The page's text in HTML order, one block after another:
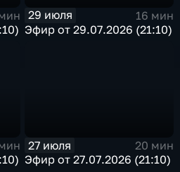
29 июля
16 мин
Эфир от 29.07.2026 (21:10)
27 июля
20 мин
Эфир от 27.07.2026 (21:10)